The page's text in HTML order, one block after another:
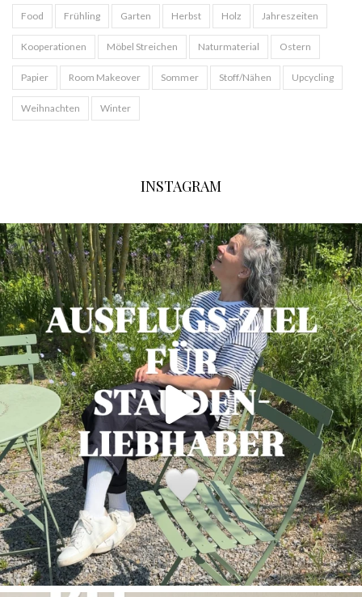
Food Frühling Garten Herbst Holz Jahreszeiten
Kooperationen Möbel Streichen Naturmaterial Ostern
Papier Room Makeover Sommer Stoff/Nähen Upcycling
Weihnachten Winter
INSTAGRAM